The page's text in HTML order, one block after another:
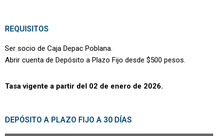
REQUISITOS
Ser socio de Caja Depac Poblana.
Abrir cuenta de Depósito a Plazo Fijo desde $500 pesos.
Tasa vigente a partir del 02 de enero de 2026.
DEPÓSITO A PLAZO FIJO A 30 DÍAS